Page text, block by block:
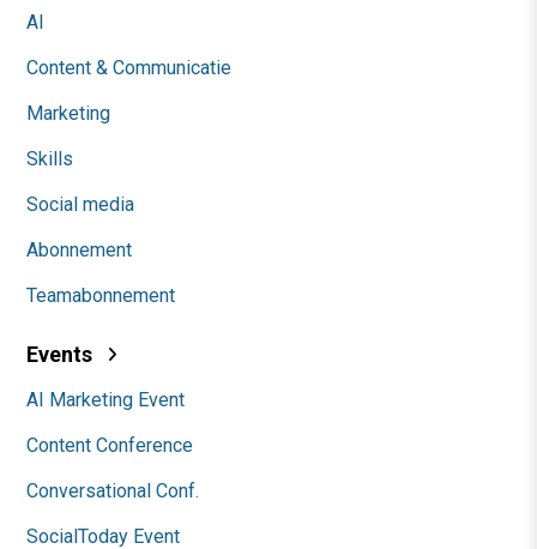
AI
Content & Communicatie
Marketing
Skills
Social media
Abonnement
Teamabonnement
Events
AI Marketing Event
Content Conference
Conversational Conf.
SocialToday Event